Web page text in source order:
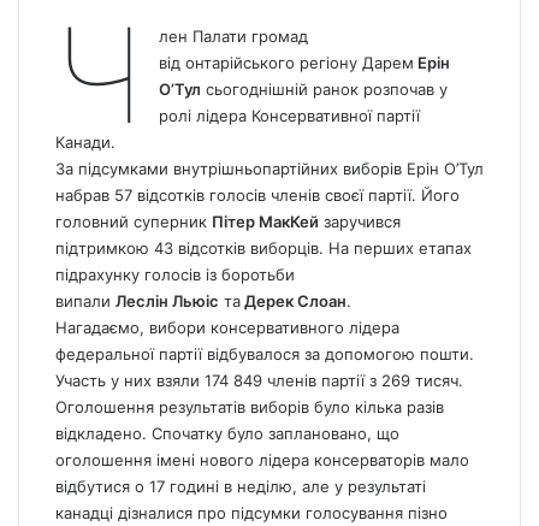
Ч
лен Палати громад
від онтарійського регіону Дарем Ерін
О’Тул сьогоднішній ранок розпочав у
ролі лідера Консервативної партії
Канади.
За підсумками внутрішньопартійних виборів Ерін О’Тул
набрав 57 відсотків голосів членів своєї партії. Його
головний суперник Пітер МакКей заручився
підтримкою 43 відсотків виборців. На перших етапах
підрахунку голосів із боротьби
випали Леслін Льюіс таДерек Слоан.
Нагадаємо, вибори консервативного лідера
федеральної партії відбувалося за допомогою пошти.
Участь у них взяли 174 849 членів партії з 269 тисяч.
Оголошення результатів виборів було кілька разів
відкладено. Спочатку було заплановано, що
оголошення імені нового лідера консерваторів мало
відбутися о 17 годині в неділю, але у результаті
канадці дізналися про підсумки голосування пізно